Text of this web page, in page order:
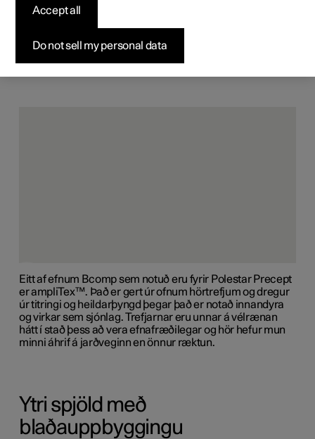
Eitt af efnum Bcomp sem notuð eru fyrir Polestar Precept
er ampliTex™. Það er gert úr ofnum hörtrefjum og dregur
úr titringi og heildarþyngd þegar það er notað innandyra
og virkar sem sjónlag. Trefjarnar eru unnar á vélrænan
hátt í stað þess að vera efnafræðilegar og hör hefur mun
minni áhrif á jarðveginn en önnur ræktun.
Ytri spjöld með
blaðauppbyggingu
Do not sell my personal data
Accept all